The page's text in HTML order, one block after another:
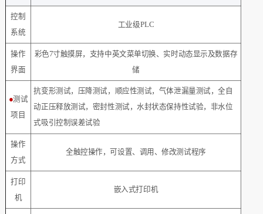
控制
系统
工业级PLC
操作
界面
彩色7寸触摸屏， 支持中英文菜单切换、实时动态显示及数据存
储
●测试
项目
抗变形测试，压降测试，顺应性测试，气体泄漏量测试，全自
动正压释放测试，密封性测试，水封状态保持性试验，非水位
式吸引控制误差试验
操作
方式
全触控操作，可设置、调用、修改测试程序
打印
机
嵌入式打印机